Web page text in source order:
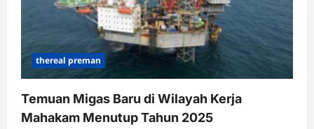
thereal preman
Temuan Migas Baru di Wilayah Kerja
Mahakam Menutup Tahun 2025